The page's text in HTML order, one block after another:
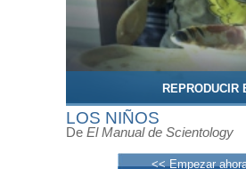
REPRODUCIR
LOS NIÑOS
De El Manual de Scientology
<< Empezar